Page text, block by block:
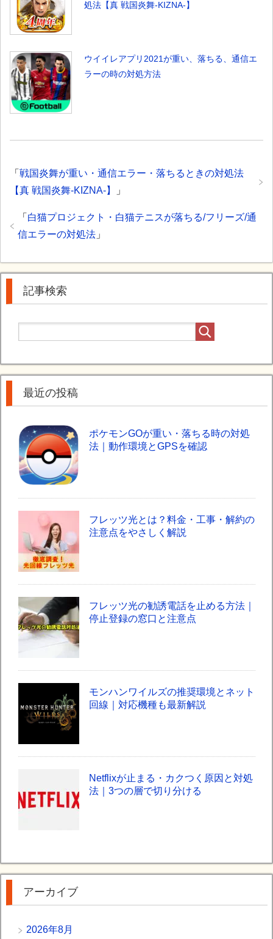
処法【真 戦国炎舞-KIZNA-】
ウイイレアプリ2021が重い、落ちる、通信エ
ラーの時の対処方法
「 戦国炎舞が重い・通信エラー・落ちるときの対処法
【真 戦国炎舞-KIZNA-】
」
「 白猫プロジェクト・白猫テニスが落ちる/フリーズ/通
信エラーの対処法 」
記事検索
最近の投稿
ポケモンGOが重い・落ちる時の対処
法｜動作環境とGPSを確認
フレッツ光とは？料金・工事・解約の
注意点をやさしく解説
フレッツ光の勧誘電話を止める方法｜
停止登録の窓口と注意点
モンハンワイルズの推奨環境とネット
回線｜対応機種も最新解説
Netflixが止まる・カクつく原因と対処
法｜3つの層で切り分ける
アーカイブ
2026年8月